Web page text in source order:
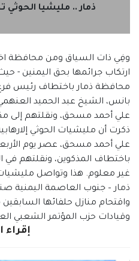
ذمار .. مليشيا
وفِي ذات السياق ومن محافظة
ارتكاب جرائمها بحق اليمنين -
محافظة ذمار باختطاف رئيس فرع
بانس، الشيخ عبد الحميد
علي أحمد مسحق، ونقلتهم إلى
ذكرت أن مليشيات الحوثي
علي أحمد مسحق، عصر يوم
باختطاف المذكوين، ونقلتهم
غير معلوم. هذا وتواصل مليشيات
ذمار – جنوب العاصمة اليمنية
واقتحام منازل حلفائها
وقيادات حزب المؤتمر الشعبي
إقراء